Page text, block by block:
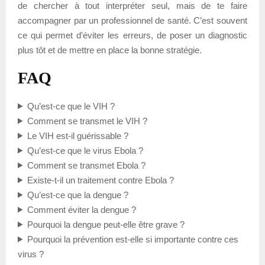
de chercher à tout interpréter seul, mais de te faire
accompagner par un professionnel de santé. C’est souvent
ce qui permet d’éviter les erreurs, de poser un diagnostic
plus tôt et de mettre en place la bonne stratégie.
FAQ
Qu’est-ce que le VIH ?
Comment se transmet le VIH ?
Le VIH est-il guérissable ?
Qu’est-ce que le virus Ebola ?
Comment se transmet Ebola ?
Existe-t-il un traitement contre Ebola ?
Qu’est-ce que la dengue ?
Comment éviter la dengue ?
Pourquoi la dengue peut-elle être grave ?
Pourquoi la prévention est-elle si importante contre ces
virus ?